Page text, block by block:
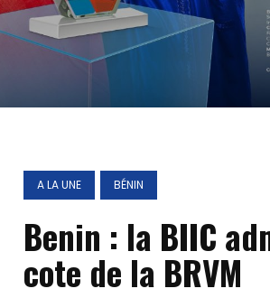
A LA UNE BÉNIN
Benin : la BIIC
cote de la BRVM